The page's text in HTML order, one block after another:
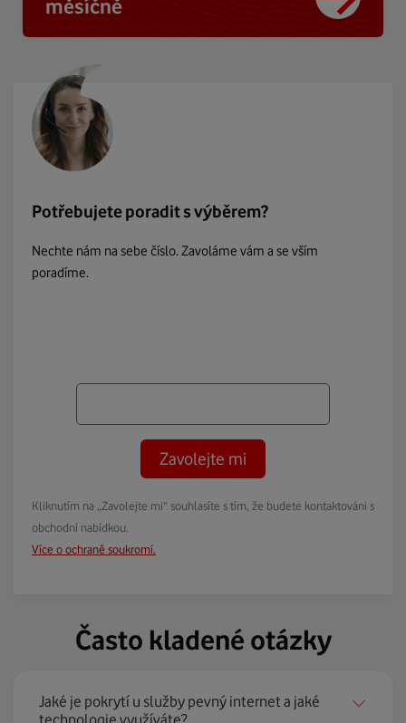
měsíčně
Potřebujete poradit s výběrem?
Nechte nám na sebe číslo. Zavoláme vám a se vším
poradíme.
Zavolejte mi
Kliknutím na „Zavolejte mi“ souhlasíte s tím, že budete kontaktováni s
obchodní nabídkou.
Více o ochraně soukromí.
Často kladené otázky
Jaké je pokrytí u služby pevný internet a jaké
technologie využíváte?